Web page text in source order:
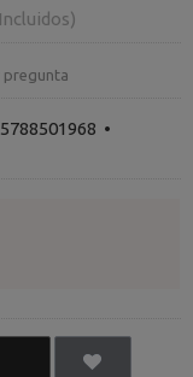
pregunta
•